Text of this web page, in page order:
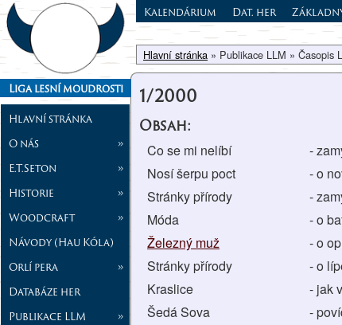
Liga lesní moudrosti
Hlavní stránka
O nás
»
E.T.Seton
»
Historie
»
Woodcraft
»
Návody (Hau Kóla)
Orlí pera
»
Databáze her
Publikace LLM
»
Kalendárium Dat. her
Hlavní stránka » Publikace LLM » Časopis
1/2000
Obsah:
Co se mi nelíbí
-
Nosí šerpu poct
- o
Stránky přírody
-
Móda
- o
Železný muž
- o
Stránky přírody
- o
Kraslice
- jak
Šedá Sova
-